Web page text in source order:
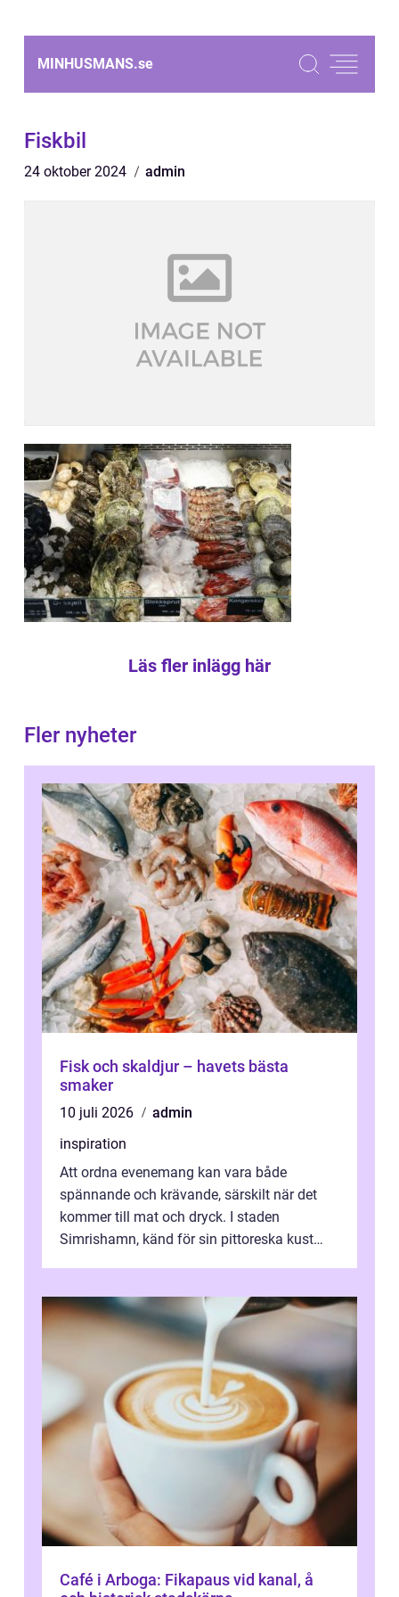
MINHUSMANS.se
Fiskbil
24 oktober 2024 admin
Läs fler inlägg här
Fler nyheter
Fisk och skaldjur – havets bästa
smaker
10 juli 2026
admin
inspiration
Att ordna evenemang kan vara både
spännande och krävande, särskilt när det
kommer till mat och dryck. I staden
Simrishamn, känd för sin pittoreska kust
Café i Arboga: Fikapaus vid kanal, å